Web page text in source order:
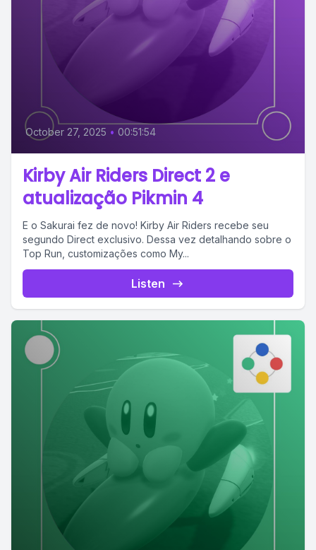
October 27, 2025 • 00:51:54
Kirby Air Riders Direct 2 e
atualização Pikmin 4
E o Sakurai fez de novo! Kirby Air Riders recebe seu
segundo Direct exclusivo. Dessa vez detalhando sobre o
Top Run, customizações como My...
Listen